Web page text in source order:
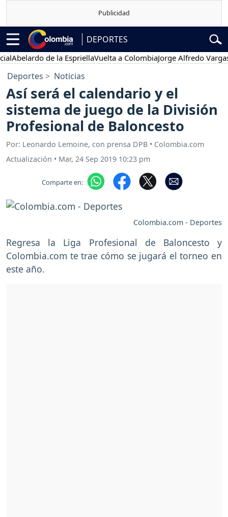
DEPORTES
de la EspriellaVuelta a ColombiaJorge Alfredo Vargas
Deportes Noticias
Así será el calendario y el
sistema de juego de la División
Profesional de Baloncesto
Por: Leonardo Lemoine, con prensa DPB • Colombia.com
Actualización • Mar, 24 Sep 2019 10:23 pm
Comparte en:
Colombia.com - Deportes
Regresa la Liga Profesional de Baloncesto y
Colombia.com te trae cómo se jugará el torneo en
este año.